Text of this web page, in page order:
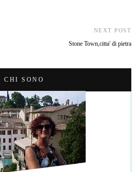
NEXT POST
Stone Town,citta' di pietra
CHI SONO